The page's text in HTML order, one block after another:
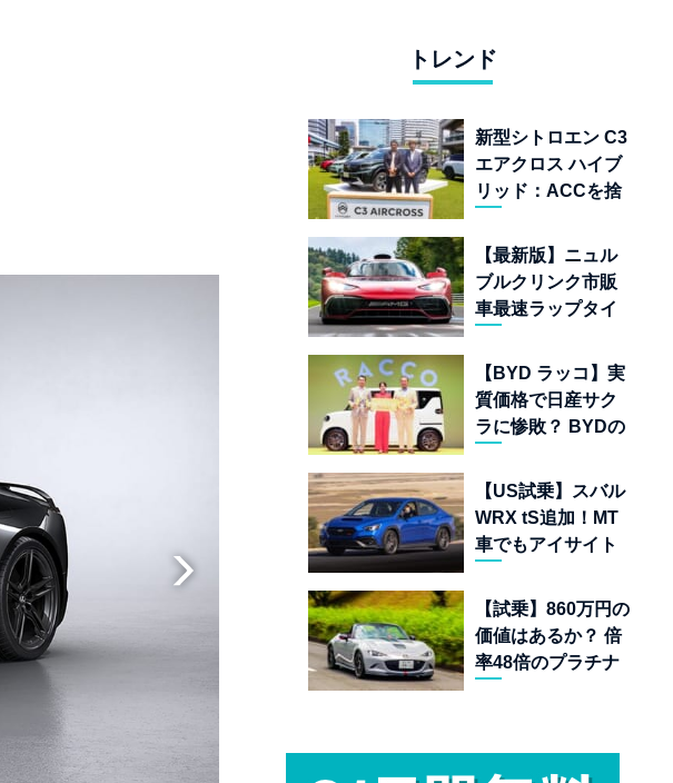
トレンド
新型シトロエン C3
エアクロス ハイブ
リッド：ACCを捨
毯」を手に入れた
フランスの異端児
【最新版】ニュル
ブルクリンク市販
車最速ラップタイ
22台を一挙公開
【BYD ラッコ】実
質価格で日産サク
ラに惨敗？ BYDの
金ドーピング」の
異常な世界
【US試乗】スバル
WRX tS追加！MT
車でもアイサイト
ソリンAWDスポー
ツセダン
【試乗】860万円の
価値はあるか？ 倍
率48倍のプラチナ
12R」が魅せる究